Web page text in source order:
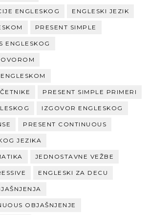
ENGLESKOG ENGLESKI JEZIK
PRESENT SIMPLE
ENGLESKOG
PRESENT SIMPLE PRIMERI
IZGOVOR ENGLESKOG
PRESENT CONTINUOUS
JEZIKA
JEDNOSTAVNE VEŽBE
ENGLESKI ZA DECU
OBJAŠNJENJE